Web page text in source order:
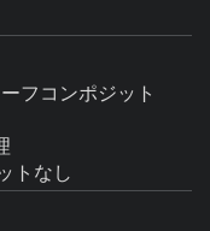
フコンポジット
トなし